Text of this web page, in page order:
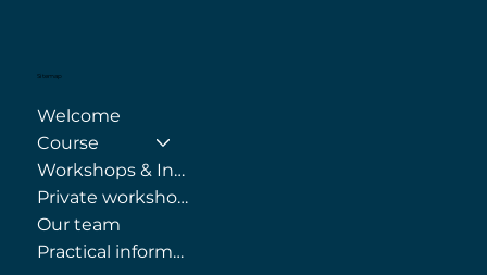
Sitemap
Welcome
Course
Workshops & Internships
Private workshops
Our team
Practical information